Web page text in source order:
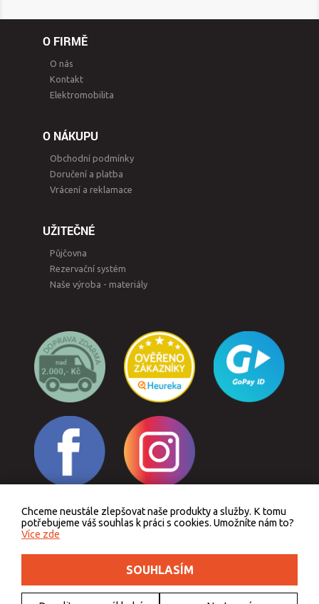
O FIRMĚ
O nás
Kontakt
Elektromobilita
O NÁKUPU
Obchodní podmínky
Doručení a platba
Vrácení a reklamace
UŽITEČNÉ
Půjčovna
Rezervační systém
Naše výroba - materiály
Odstoupit od smlouvy
Podle zákona o evidenci tržeb je prodávající povinen vystavit kupujícímu účtenku.
Zároveň je povinen zaevidovat přijatou tržbu u správce daně online, v případě
technického výpadku pak nejpozději do 48 hodin.
Chceme neustále zlepšovat naše produkty a služby. K tomu
potřebujeme váš souhlas k práci s cookies. Umožníte nám to?
Více zde
SOUHLASÍM